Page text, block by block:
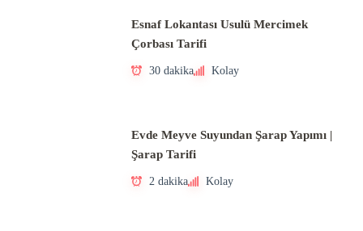
Esnaf Lokantası Usulü Mercimek
Çorbası Tarifi
30 dakika Kolay
Evde Meyve Suyundan Şarap Yapımı |
Şarap Tarifi
2 dakika Kolay